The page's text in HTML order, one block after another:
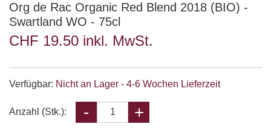
Org de Rac Organic Red Blend 2018 (BIO) -
Swartland WO - 75cl
CHF 19.50 inkl. MwSt.
Verfügbar: Nicht an Lager - 4-6 Wochen Lieferzeit
Anzahl (Stk.):